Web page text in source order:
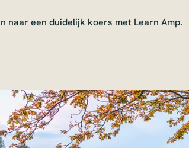
naar een duidelijk koers met Learn Amp.